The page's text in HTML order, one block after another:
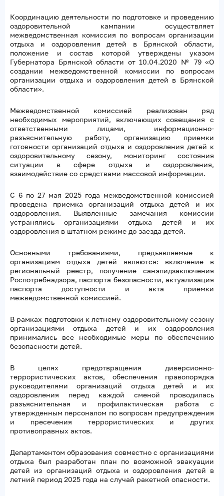
Координацию деятельности по подготовке и проведению
оздоровительной кампании осуществляет
межведомственная комиссия по вопросам организации
отдыха и оздоровления детей в Брянской области,
положение и состав которой утверждены указом
Губернатора Брянской области от 10.04.2020 № 79 «О
создании межведомственной комиссии по вопросам
организации отдыха и оздоровления детей в Брянской
области».
Межведомственной комиссией реализован ряд
необходимых мероприятий, включающих совещания с
ответственными лицами, информационно-
разъяснительную работу, организацию приемки
готовности организаций отдыха и оздоровления детей к
оздоровительному сезону, мониторинг состояния
ситуации в сфере отдыха и оздоровления,
взаимодействие со средствами массовой информации.
С 6 по 27 мая 2025 года межведомственной комиссией
проведена приемка организаций отдыха детей и их
оздоровления. Выявленные замечания комиссии
устранялись организациями отдыха детей и их
оздоровления в штатном режиме до заезда детей.
Основными требованиями, предъявляемые к
организациям отдыха детей являются: включение в
региональный реестр, получение санэпидзаключения
Роспотребнадзора, паспорта безопасности, актуализация
паспорта доступности и акта приемки
межведомственной комиссией.
В рамках подготовки к летнему оздоровительному сезону
организациями отдыха детей и их оздоровления
принимались все необходимые меры по обеспечению
безопасности детей.
В целях предотвращения диверсионно-
террористических актов, обеспечения правопорядка
руководителями организаций отдыха детей и их
оздоровления перед каждой сменой проводилась
разъяснительная и профилактическая работа с
утвержденным персоналом по вопросам предупреждения
и пресечения террористических и других
противоправных актов.
Департаментом образования совместно с организациями
отдыха был разработан план по возможной эвакуации
детей из организаций отдыха и оздоровления детей в
летний период 2025 года на случай ракетной опасности.